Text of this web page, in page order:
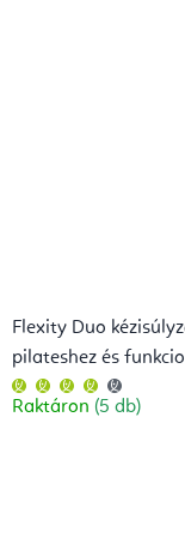
Flexity Duo
pilateshez és
termék
átlagos
Raktáron (5 db)